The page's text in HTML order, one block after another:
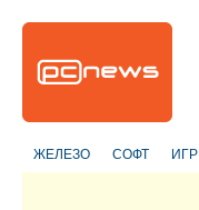
ЖЕЛЕЗО СОФТ